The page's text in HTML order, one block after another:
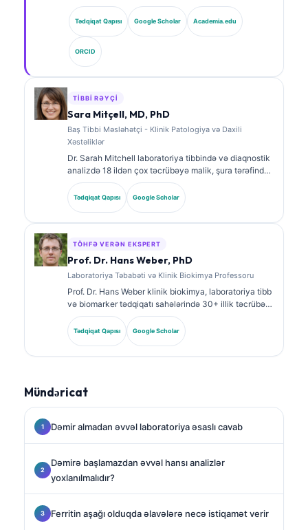
təcrübəyə malik, sertifikatlı klinik hematoloq və
internistdir. Kantesti AI şirkətində Baş Tibb Direktoru
kimi o, məxsusi neyron şəbəkənin tibbi dəqiqliyinə
dair klinik nəzarəti həyata keçirir. Dr. Klein
biomarkerlərin şərhi və laboratoriya diaqnostikası
mövzularında laboratoriya tibbinə dair geniş şəkildə
nəşrlər edib.
Tədqiqat Qapısı Google Scholar Academia.edu
ORCID
TIBBI RƏYÇI
Sara Mitçell, MD, PhD
Baş Tibbi Məsləhətçi - Klinik Patologiya və Daxili
Xəstəliklər
Dr. Sarah Mitchell laboratoriya tibbində və diaqnostik
analizdə 18 ildən çox təcrübəyə malik, şura tərəfindən
təsdiqlənmiş klinik patoloqdur. O, klinik kimya üzrə
ixtisas sertifikatlarına malikdir və klinik praktikada
biomarker panelləri və laborator analiz barədə geniş
Tədqiqat Qapısı Google Scholar
TÖHFƏ VERƏN EKSPERT
Prof. Dr. Hans Weber, PhD
Laboratoriya Təbabəti və Klinik Biokimya Professoru
Prof. Dr. Hans Weber klinik biokimya, laboratoriya tibb
və biomarker tədqiqatı sahələrində 30+ illik təcrübə
gətirir. Alman Klinik Kimya Cəmiyyətinin keçmiş
prezidenti olaraq o, diaqnostik panel analizi,
biomarkerlərin standartlaşdırılması və AI ilə
Tədqiqat Qapısı Google Scholar
Mündəricat
Dəmir almadan əvvəl laboratoriya əsaslı cavab
Dəmirə başlamazdan əvvəl hansı analizlər
yoxlanılmalıdır?
Ferritin aşağı olduqda əlavələrə necə istiqamət verir